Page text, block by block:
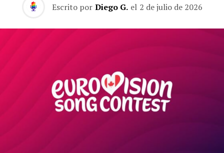
Escrito por Diego G. el 2 de julio de 2026